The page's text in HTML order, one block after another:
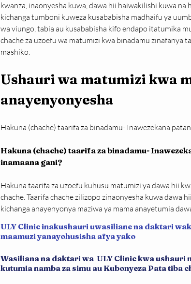
kwanza, inaonyesha kuwa, dawa hii haiwakilishi kuwa na
kichanga tumboni kuweza kusababisha madhaifu ya
wa viungo, tabia au kusababisha kifo endapo itatumika
chache za uzoefu wa matumizi kwa binadamu zinafanya
mashiko.
Ushauri wa matumizi kwa
anayenyonyesha
Hakuna (chache) taarifa za binadamu- Inawezekana
Hakuna (chache) taarifa za binadamu-
inamaana gani?
Hakuna taarifa za uzoefu kuhusu matumizi ya dawa hii
chache. Taarifa chache zilizopo zinaonyesha kuwa dawa
kichanga anayenyonya maziwa ya mama anayetumia
ULY Clinic inakushauri uwasiliane na daktari
maamuzi yanayohusisha afya yako
Wasiliana na daktari wa ULY Clinic kwa ushauri
kutumia namba za simu au Kubonyeza Pata tiba